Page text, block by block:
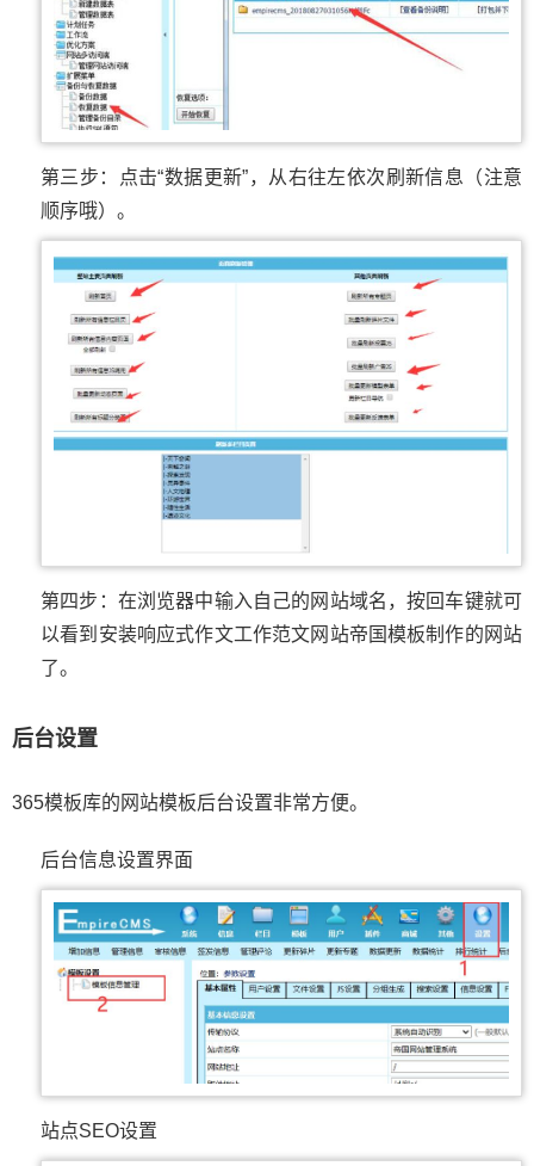
第三步：点击“数据更新”，从右往左依次刷新信息（注意
顺序哦）。
第四步：在浏览器中输入自己的网站域名，按回车键就可
以看到安装响应式作文工作范文网站帝国模板制作的网站
了。
后台设置
365模板库的网站模板后台设置非常方便。
后台信息设置界面
站点SEO设置